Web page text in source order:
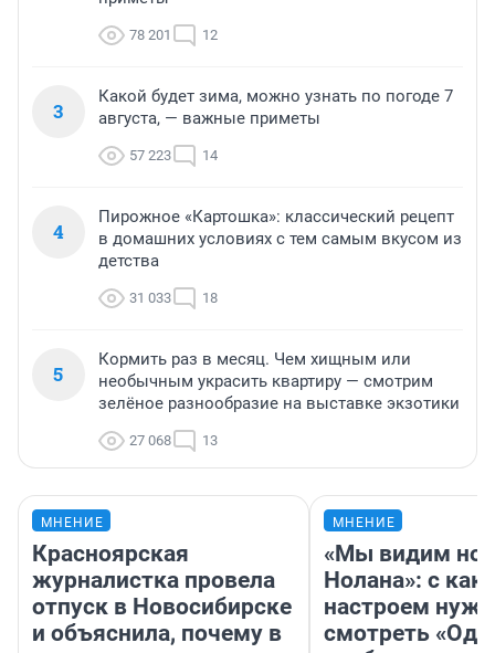
78 201 12
3
Какой будет зима, можно узнать по погоде 7
августа, — важные приметы
57 223 14
4
Пирожное «Картошка»: классический рецепт
в домашних условиях с тем самым вкусом из
детства
31 033 18
5
Кормить раз в месяц. Чем хищным или
необычным украсить квартиру — смотрим
зелёное разнообразие на выставке экзотики
27 068 13
МНЕНИЕ
Красноярская
журналистка провела
отпуск в Новосибирске
и объяснила, почему в
МНЕНИЕ
«Мы видим
Нолана»: с
настроем
смотреть